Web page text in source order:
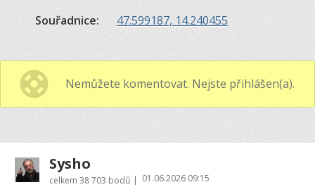
Souřadnice:
47.599187, 14.240455
Nemůžete komentovat. Nejste přihlášen(a).
Sysho
celkem 38 703 bodů | 01.06.2026 09:15